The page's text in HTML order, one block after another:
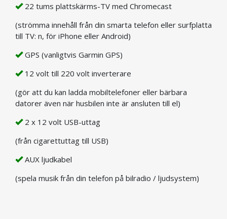
22 tums plattskärms-TV med Chromecast
(strömma innehåll från din smarta telefon eller surfplatta
till TV: n, för iPhone eller Android)
GPS (vanligtvis Garmin GPS)
12 volt till 220 volt inverterare
(gör att du kan ladda mobiltelefoner eller bärbara
datorer även när husbilen inte är ansluten till el)
2 x 12 volt USB-uttag
(från cigarettuttag till USB)
AUX ljudkabel
(spela musik från din telefon på bilradio / ljudsystem)